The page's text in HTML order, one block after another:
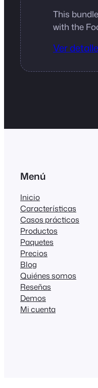
This
with the
Ver
Menú
Inicio
Características
Casos prácticos
Productos
Paquetes
Precios
Blog
Quiénes somos
Reseñas
Demos
Mi cuenta